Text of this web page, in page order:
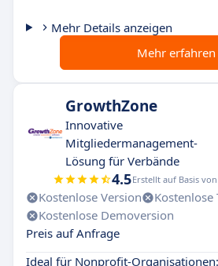
Mehr Details anzeigen
Mehr erfahren
GrowthZone
Innovative
Mitgliedermanagement-
Lösung für Verbände
4.5Erstellt auf Basis von
Kostenlose Version
Kostenlose
Kostenlose Demoversion
Preis auf Anfrage
Ideal für Nonprofit-Organisationen: